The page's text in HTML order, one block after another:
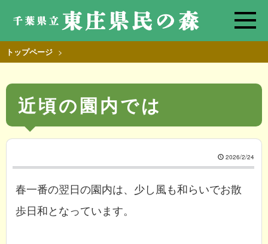
トップページ >
近頃の園内では
2026/2/24
春一番の翌日の園内は、少し風も和らいでお散
歩日和となっています。